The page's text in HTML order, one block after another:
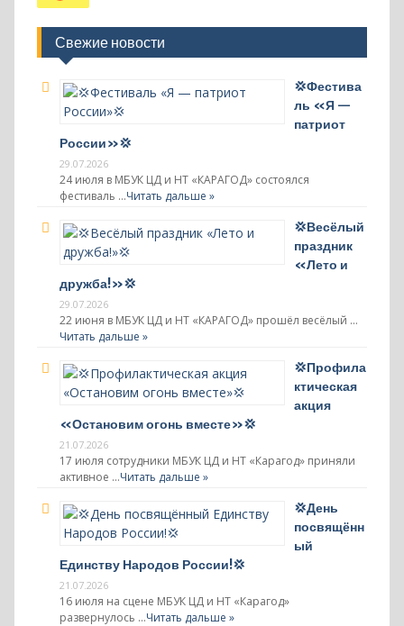
Свежие новости
💢Фестива
ль «Я —
патриот
России»💢
29.07.2026
24 июля в МБУК ЦД и НТ «КАРАГОД» состоялся
фестиваль …Читать дальше »
💢Весёлый
праздник
«Лето и
дружба!»💢
29.07.2026
22 июня в МБУК ЦД и НТ «КАРАГОД» прошёл весёлый …
Читать дальше »
💢Профила
ктическая
акция
«Остановим огонь вместе»💢
21.07.2026
17 июля сотрудники МБУК ЦД и НТ «Карагод» приняли
активное …Читать дальше »
💢День
посвящённ
ый
Единству Народов России!💢
21.07.2026
16 июля на сцене МБУК ЦД и НТ «Карагод»
развернулось …Читать дальше »